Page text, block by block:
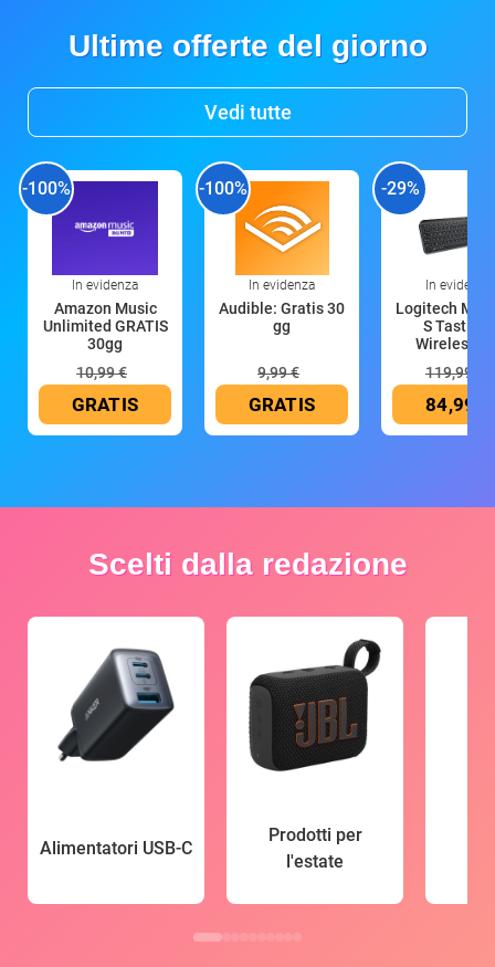
Ultime offerte del giorno
Vedi tutte
-100%
In evidenza
Amazon Music
Unlimited GRATIS
30gg
10,99 €
GRATIS
-100%
In evidenza
Audible: Gratis 30
gg
9,99 €
GRATIS
-29%
In evidenza
Logitech MX
S Tastiera
Wireless
119,99 €
84,99 €
Scelti dalla redazione
Alimentatori USB-C
Prodotti per
l'estate